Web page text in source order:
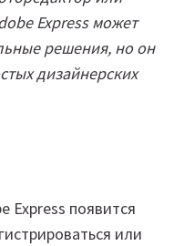
Express может
решения, но он
дизайнерских
Express появится
или